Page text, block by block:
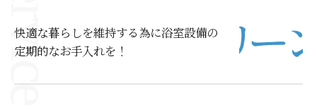
快適な暮らしを維持する為に浴室設備の
定期的なお手入れを！